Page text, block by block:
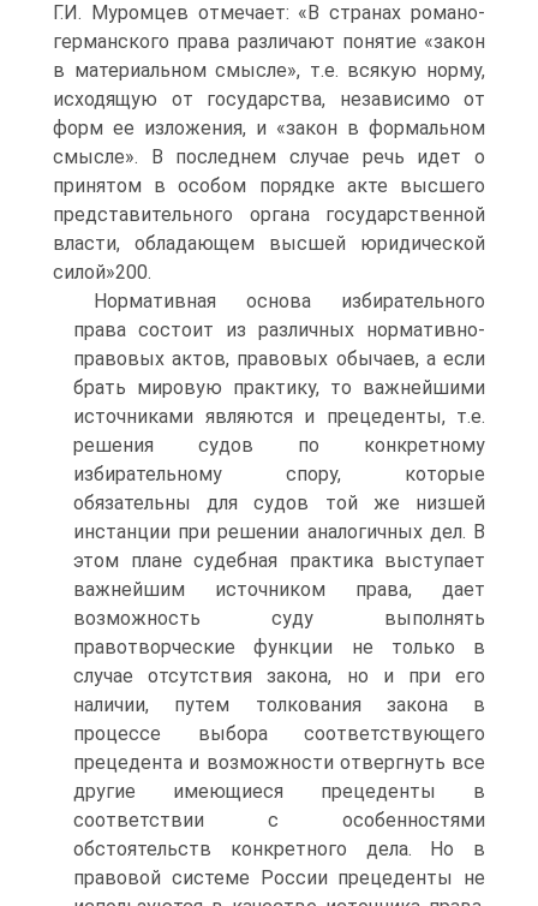
Г.И. Муромцев отмечает: «В странах романо-
германского права различают понятие «закон
в материальном смысле», т.е. всякую норму,
исходящую от государства, независимо от
форм ее изложения, и «закон в формальном
смысле». В последнем случае речь идет о
принятом в особом порядке акте высшего
представительного органа государственной
власти, обладающем высшей юридической
силой»200.
Нормативная основа избирательного
права состоит из различных нормативно-
правовых актов, правовых обычаев, а если
брать мировую практику, то важнейшими
источниками являются и прецеденты, т.е.
решения судов по конкретному
избирательному спору, которые
обязательны для судов той же низшей
инстанции при решении аналогичных дел. В
этом плане судебная практика выступает
важнейшим источником права, дает
возможность суду выполнять
правотворческие функции не только в
случае отсутствия закона, но и при его
наличии, путем толкования закона в
процессе выбора соответствующего
прецедента и возможности отвергнуть все
другие имеющиеся прецеденты в
соответствии с особенностями
обстоятельств конкретного дела. Но в
правовой системе России прецеденты не